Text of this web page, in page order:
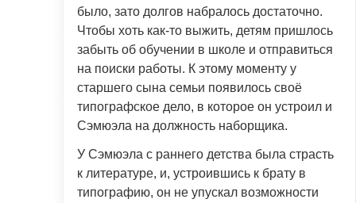
было, зато долгов набралось достаточно.
Чтобы хоть как-то выжить, детям пришлось
забыть об обучении в школе и отправиться
на поиски работы. К этому моменту у
старшего сына семьи появилось своё
типографское дело, в которое он устроил и
Сэмюэла на должность наборщика.
У Сэмюэла с раннего детства была страсть
к литературе, и, устроившись к брату в
типографию, он не упускал возможности